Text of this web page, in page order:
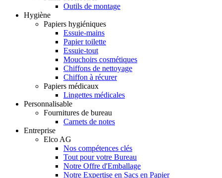
Outils de montage
Hygiène
Papiers hygiéniques
Essuie-mains
Papier toilette
Essuie-tout
Mouchoirs cosmétiques
Chiffons de nettoyage
Chiffon à récurer
Papiers médicaux
Lingettes médicales
Personnalisable
Fournitures de bureau
Carnets de notes
Entreprise
Elco AG
Nos compétences clés
Tout pour votre Bureau
Notre Offre d'Emballage
Notre Expertise en Sacs en Papier